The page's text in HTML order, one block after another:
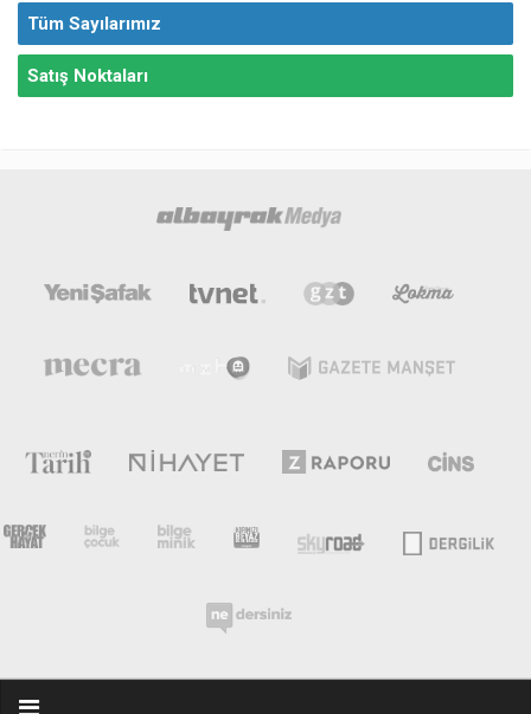
Tüm Sayılarımız
Satış Noktaları